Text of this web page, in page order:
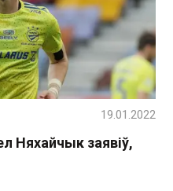
Няхайчык заявіў,
19.01.2022